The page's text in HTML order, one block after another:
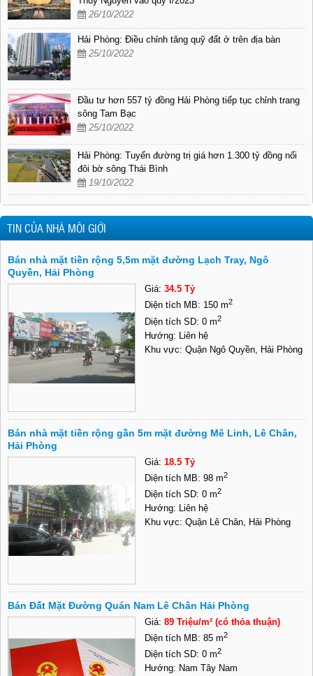
26/10/2022
Hải Phòng: Điều chỉnh tăng quỹ đất ở trên địa bàn
25/10/2022
Đầu tư hơn 557 tỷ đồng Hải Phòng tiếp tục chỉnh trang
sông Tam Bạc
25/10/2022
Hải Phòng: Tuyến đường trị giá hơn 1.300 tỷ đồng nối
đôi bờ sông Thái Bình
19/10/2022
TIN CỦA NHÀ MÔI GIỚI
Bán nhà mặt tiền rộng 5,5m mặt đường Lạch Tray, Ngô
Quyền, Hải Phòng
Giá: 34.5 Tỷ
Diện tích MB: 150 m2
Diện tích SD: 0 m2
Hướng: Liên hệ
Khu vực: Quận Ngô Quyền, Hải Phòng
Bán nhà mặt tiền rộng gần 5m mặt đường Mê Linh, Lê Chân,
Hải Phòng
Giá: 18.5 Tỷ
Diện tích MB: 98 m2
Diện tích SD: 0 m2
Hướng: Liên hệ
Khu vực: Quận Lê Chân, Hải Phòng
Bán Đất Mặt Đường Quán Nam Lê Chân Hải Phòng
Giá: 89 Triệu/m² (có thỏa thuận)
Diện tích MB: 85 m2
Diện tích SD: 0 m2
Hướng: Nam Tây Nam